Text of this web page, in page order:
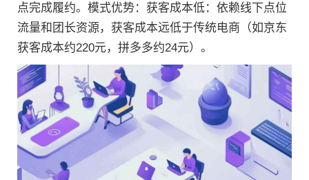
点完成履约。模式优势：获客成本低：依赖线下点位
流量和团长资源，获客成本远低于传统电商（如京东
获客成本约220元，拼多多约24元）。